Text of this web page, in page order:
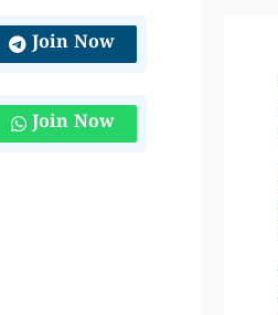
Join Now
Join Now